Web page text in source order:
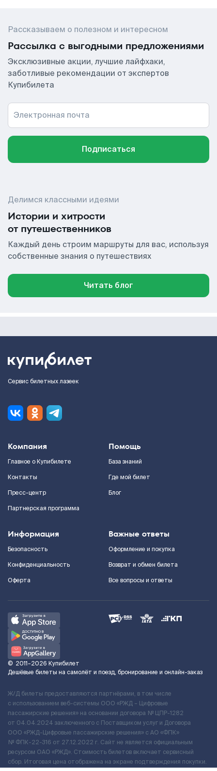
Рассказываем о полезном и интересном
Рассылка с выгодными предложениями
Эксклюзивные акции, лучшие лайфхаки,
заботливые рекомендации от экспертов
Купибилета
Электронная почта
Подписаться
Делимся классными идеями
Истории и хитрости
от путешественников
Каждый день строим маршруты для вас, используя
собственные знания о путешествиях
Читать блог
Сервис билетных лазеек
Компания
Главное о Купибилете
Контакты
Пресс-центр
Партнерская программа
Помощь
База знаний
Где мой билет
Блог
Информация
Безопасность
Конфиденциальность
Оферта
Важные ответы
Оформление и покупка
Возврат и обмен билета
Все вопросы и ответы
© 2011–2026 Купибилет
Дешёвые билеты на самолёт и поезд, бронирование и онлайн-заказ
Ж/Д билеты предоставляются партнёрами, в том числе
с использованием веб-системы ООО «РЖД – Цифровые
пассажирские решения» на основании договора № ЦПР-1282
от 04.04.2024 заключенного с Поставщиком услуг и Договора
ООО «РЖД-Цифровые пассажирские решения» c АО «ФПК»
№ ФПК-22-316 от 27.12.2022 г. Сайт не является официальным
ресурсом ОАО «РЖД». Стоимость билетов включает сервисный
сбор. Итоговая цена отображена на экране подтверждения покупки.